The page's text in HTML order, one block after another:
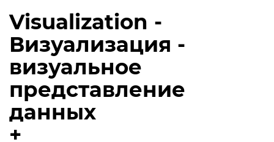
Visualization -
Визуализация -
визуальное
представление
данных
+